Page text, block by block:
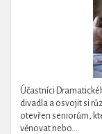
Účastníci
divadla a osvojit si
otevřen seniorům,
věnovat nebo...